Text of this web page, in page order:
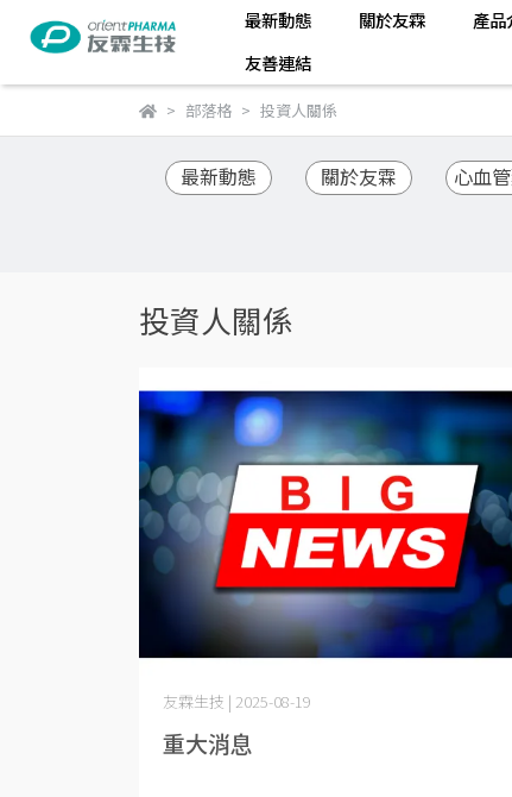
最新動態 關於友霖 產品
友善連結
部落格 投資人關係
最新動態 關於友霖 心血
投資人關係
重大消息
友霖生技 | 2025-08-19